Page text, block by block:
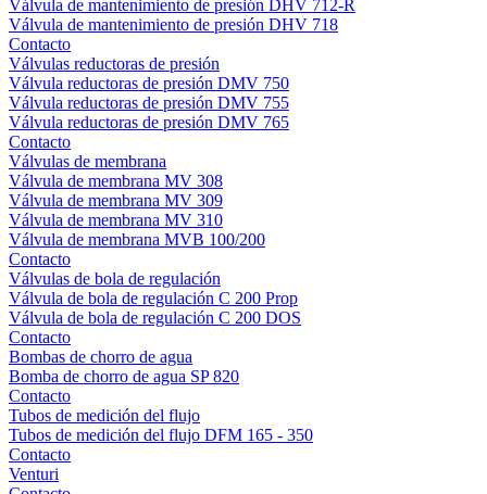
Válvula de mantenimiento de presión DHV 712-R
Válvula de mantenimiento de presión DHV 718
Contacto
Válvulas reductoras de presión
Válvula reductoras de presión DMV 750
Válvula reductoras de presión DMV 755
Válvula reductoras de presión DMV 765
Contacto
Válvulas de membrana
Válvula de membrana MV 308
Válvula de membrana MV 309
Válvula de membrana MV 310
Válvula de membrana MVB 100/200
Contacto
Válvulas de bola de regulación
Válvula de bola de regulación C 200 Prop
Válvula de bola de regulación C 200 DOS
Contacto
Bombas de chorro de agua
Bomba de chorro de agua SP 820
Contacto
Tubos de medición del flujo
Tubos de medición del flujo DFM 165 - 350
Contacto
Venturi